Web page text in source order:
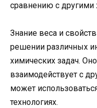
сравнению с другими
Знание веса и
решении различных
химических задач.
взаимодействует с
может
технологиях.